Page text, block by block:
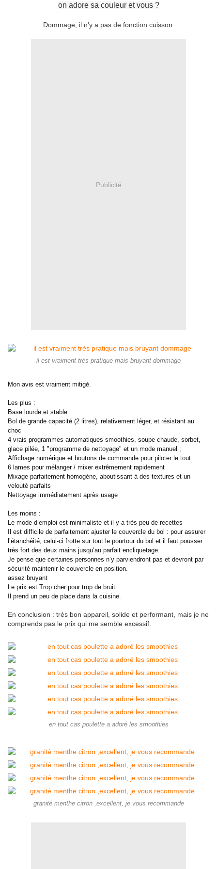
on adore sa couleur et vous ?
Dommage, il n'y a pas de fonction cuisson
Publicité
il est vraiment très pratique mais bruyant dommage
Mon avis est vraiment mitigé.
Les plus :
Base lourde et stable
Bol de grande capacité (2 litres), relativement léger, et résistant au
choc
4 vrais programmes automatiques smoothies, soupe chaude, sorbet,
glace pilée, 1 "programme de nettoyage" et un mode manuel ;
Affichage numérique et boutons de commande pour piloter le tout
6 lames pour mélanger / mixer extrêmement rapidement
Mixage parfaitement homogène, aboutissant à des textures et un
velouté parfaits
Nettoyage immédiatement après usage
Les moins :
Le mode d’emploi est minimaliste et il y a très peu de recettes
Il est difficile de parfaitement ajuster le couvercle du bol : pour assurer
l’étanchéité, celui-ci frotte sur tout le pourtour du bol et il faut pousser
très fort des deux mains jusqu’au parfait encliquetage.
Je pense que certaines personnes n’y parviendront pas et devront par
sécurité maintenir le couvercle en position.
assez bruyant
Le prix est Trop cher pour trop de bruit
Il prend un peu de place dans la cuisine.
En conclusion : très bon appareil, solide et performant, mais je ne
comprends pas le prix qui me semble excessif.
en tout cas poulette a adoré les smoothies
granité menthe citron ,excellent, je vous recommande